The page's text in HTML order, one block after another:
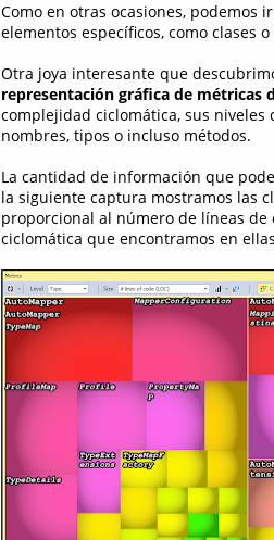
Como en otras ocasiones, podemos
elementos específicos, como clases
Otra joya interesante que
representación gráfica de métricas
complejidad ciclomática, sus niveles
nombres, tipos o incluso métodos.
La cantidad de información que
la siguiente captura mostramos las
proporcional al número de líneas
ciclomática que encontramos en